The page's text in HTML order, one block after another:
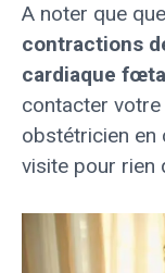
A noter que que
contractions
cardiaque
contacter
obstétricien en
visite pour rien